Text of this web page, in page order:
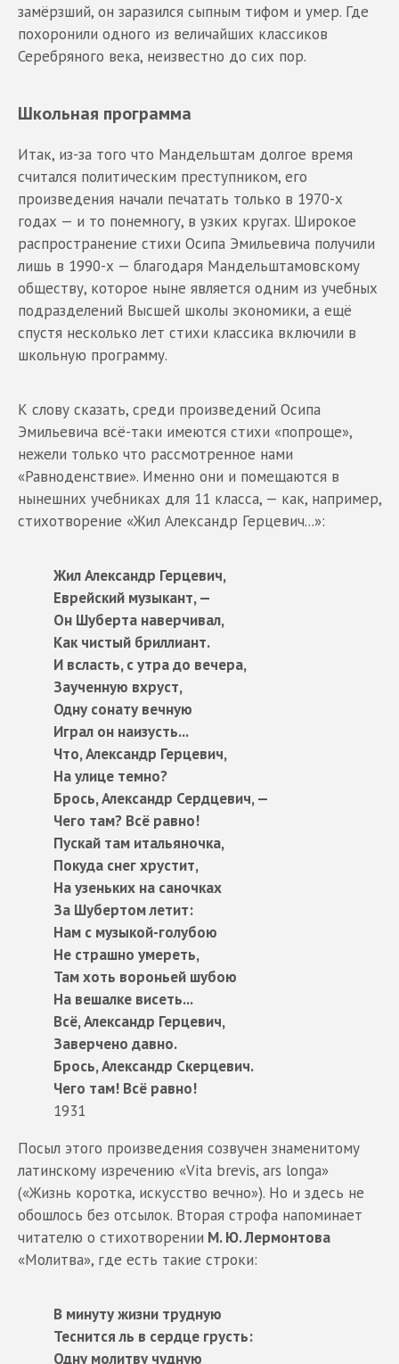
замёрзший, он заразился сыпным тифом и умер. Где
похоронили одного из величайших классиков
Серебряного века, неизвестно до сих пор.
Школьная программа
Итак, из-за того что Мандельштам долгое время
считался политическим преступником, его
произведения начали печатать только в 1970-х
годах — и то понемногу, в узких кругах. Широкое
распространение стихи Осипа Эмильевича получили
лишь в 1990-х — благодаря Мандельштамовскому
обществу, которое ныне является одним из учебных
подразделений Высшей школы экономики, а ещё
спустя несколько лет стихи классика включили в
школьную программу.
К слову сказать, среди произведений Осипа
Эмильевича всё-таки имеются стихи «попроще»,
нежели только что рассмотренное нами
«Равноденствие». Именно они и помещаются в
нынешних учебниках для 11 класса, — как, например,
стихотворение «Жил Александр Герцевич...»:
Жил Александр Герцевич,
Еврейский музыкант, —
Он Шуберта наверчивал,
Как чистый бриллиант.
И всласть, с утра до вечера,
Заученную вхруст,
Одну сонату вечную
Играл он наизусть...
Что, Александр Герцевич,
На улице темно?
Брось, Александр Сердцевич, —
Чего там? Всё равно!
Пускай там итальяночка,
Покуда снег хрустит,
На узеньких на саночках
За Шубертом летит:
Нам с музыкой-голубою
Не страшно умереть,
Там хоть вороньей шубою
На вешалке висеть...
Всё, Александр Герцевич,
Заверчено давно.
Брось, Александр Скерцевич.
Чего там! Всё равно!
1931
Посыл этого произведения созвучен знаменитому
латинскому изречению «Vita brevis, ars longa»
(«Жизнь коротка, искусство вечно»). Но и здесь не
обошлось без отсылок. Вторая строфа напоминает
читателю о стихотворении М. Ю. Лермонтова
«Молитва», где есть такие строки:
В минуту жизни трудную
Теснится ль в сердце грусть:
Одну молитву чудную